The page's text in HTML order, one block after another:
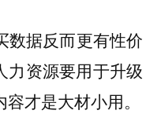
数据反而更有性价
力资源要用于升级
才是大材小用。